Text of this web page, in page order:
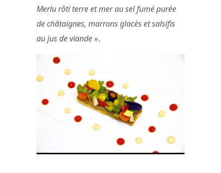
Merlu rôti terre et mer au sel fumé purée
de châtaignes, marrons glacés et salsifis
au jus de viande ».